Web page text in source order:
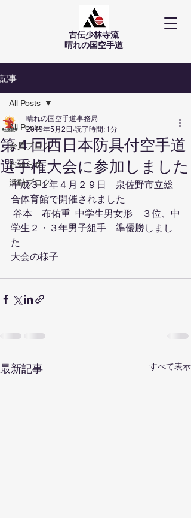
古伝少林寺流
​晴れの国空手道
記事
All Posts
会員ブログ
お知らせ
活動ブログ
All Posts
第４回西日本防具付空手道
選手権大会に参加しました
晴れの国空手道事務局
2019年5月2日 読了時間: 1分
平成３１年４月２９日　泉佐野市立総
合体育館で開催されました
学生２・３年男子組手　準優勝しまし
た
大会の様子
最新記事 すべて表示